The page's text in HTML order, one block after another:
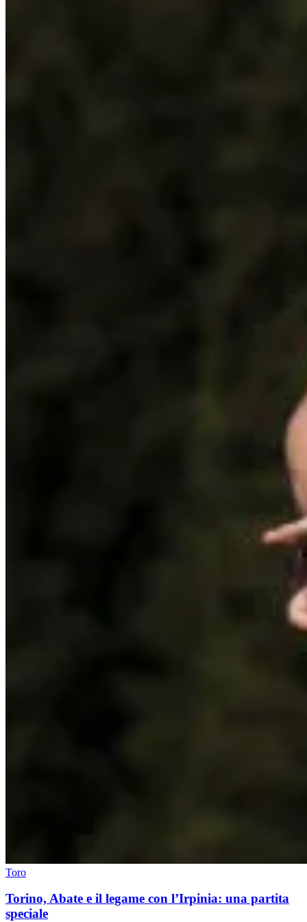
Toro
Torino, Abate e il legame con l’Irpinia: una partita
speciale